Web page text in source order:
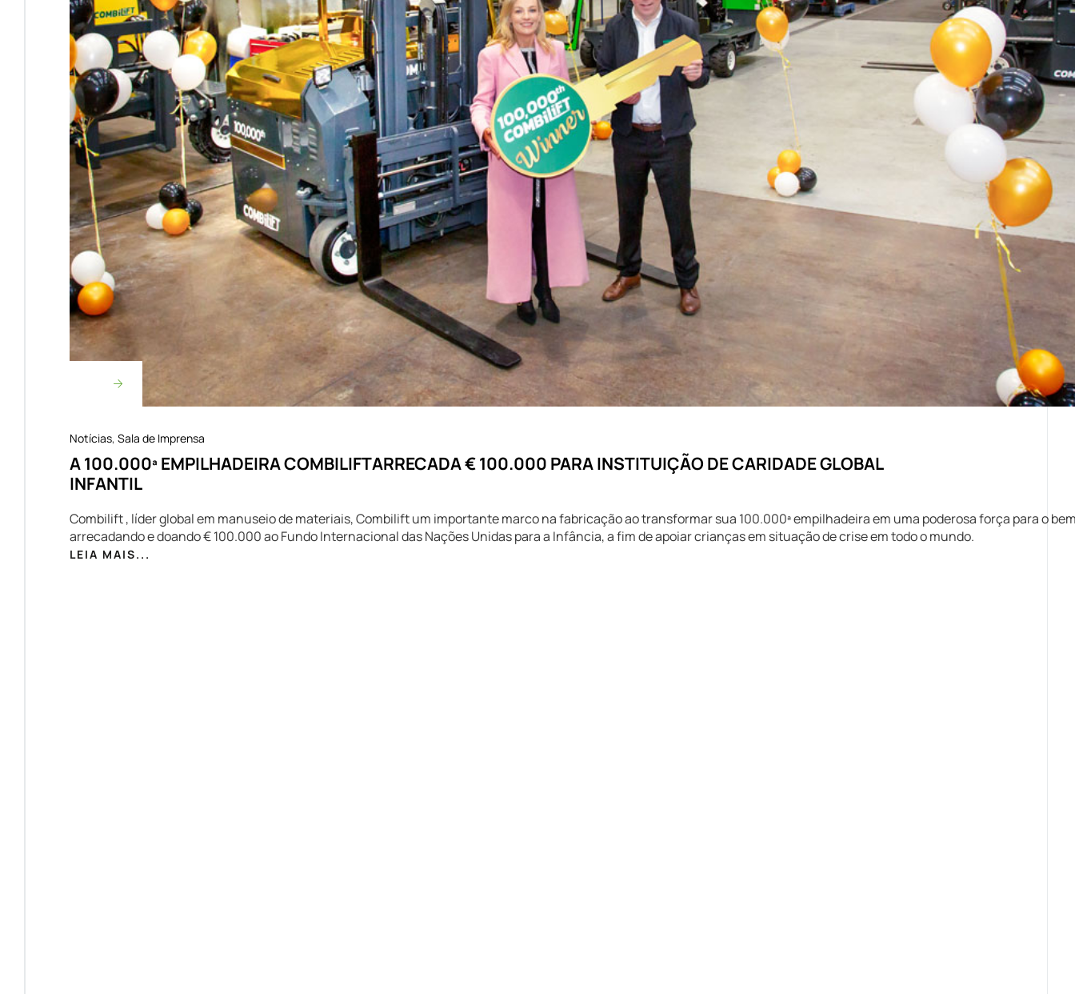
Notícias, Sala de Imprensa
A 100.000ª EMPILHADEIRA COMBILIFTARRECADA € 100.000 PARA INSTITUIÇÃO DE CARIDADE GLOBAL
INFANTIL
Combilift , líder global em manuseio de materiais, Combilift um importante marco na fabricação ao transformar sua 100.000ª empilhadeira em uma poderosa força para o
arrecadando e doando € 100.000 ao Fundo Internacional das Nações Unidas para a Infância, a fim de apoiar crianças em situação de crise em todo o mundo.
LEIA MAIS...